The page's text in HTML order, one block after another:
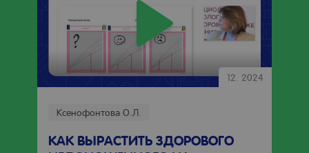
12. 2024
Ксенофонтова О.Л.
КАК ВЫРАСТИТЬ ЗДОРОВОГО